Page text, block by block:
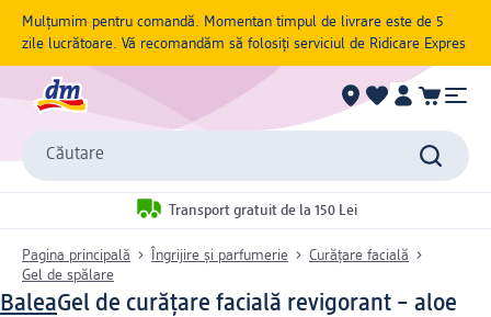
Mulțumim pentru comandă. Momentan timpul de livrare este de 5
zile lucrătoare. Vă recomandăm să folosiți serviciul de Ridicare Expres
Căutare
Transport gratuit de la 150 Lei
Pagina principală Îngrijire și parfumerie
Curățare facială
Gel de spălare
BaleaGel de curățare facială revigorant – aloe